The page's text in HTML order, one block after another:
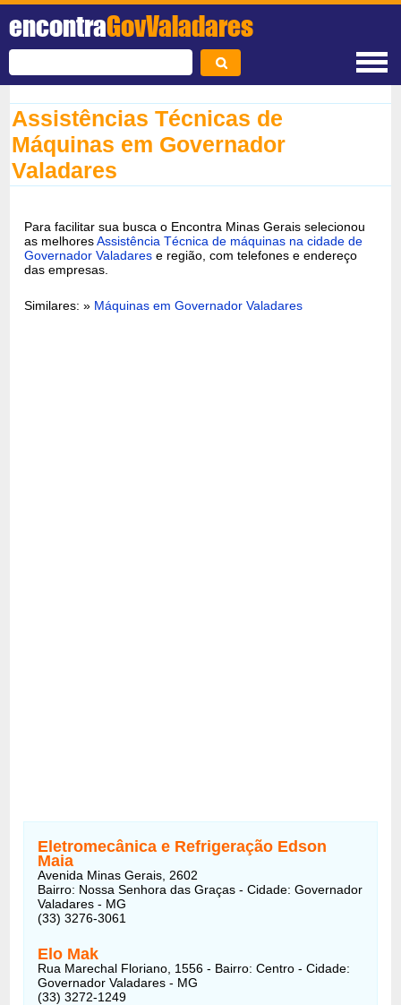
encontraGovValadares
Assistências Técnicas de
Máquinas em Governador
Valadares
Para facilitar sua busca o Encontra Minas Gerais selecionou
as melhoresAssistência Técnica de máquinas na cidade de
Governador Valadares e região, com telefones e endereço
das empresas.
Similares: » Máquinas em Governador Valadares
Eletromecânica e Refrigeração Edson
Maia
Avenida Minas Gerais, 2602
Bairro: Nossa Senhora das Graças - Cidade: Governador
Valadares - MG
(33) 3276-3061
Elo Mak
Rua Marechal Floriano, 1556 - Bairro: Centro - Cidade:
Governador Valadares - MG
(33) 3272-1249